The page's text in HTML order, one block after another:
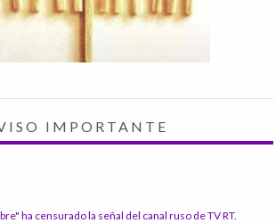
IMPORTANTE
ha censurado la señal del canal ruso de TV RT.